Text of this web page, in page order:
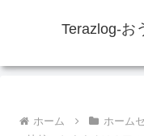
Terazlog-お
ホーム ホーム